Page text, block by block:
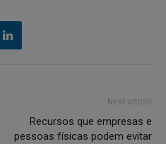
Next article
Recursos que empresas e
pessoas físicas podem evitar